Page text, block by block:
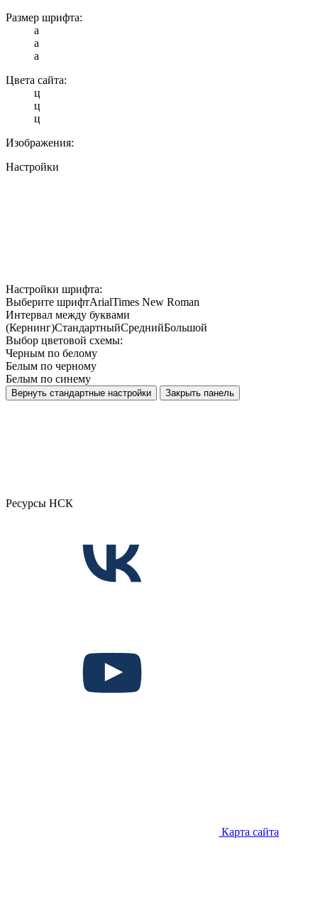
Размер шрифта:
a
a
a
Цвета сайта:
ц
ц
ц
Изображения:
Настройки
Настройки шрифта:
Выберите шрифтArialTimes New Roman
Интервал между буквами
(Кернинг)СтандартныйСреднийБольшой
Выбор цветовой схемы:
Черным по белому
Белым по черному
Белым по синему
Вернуть стандартные настройки Закрыть панель
Ресурсы НСК
Карта сайта